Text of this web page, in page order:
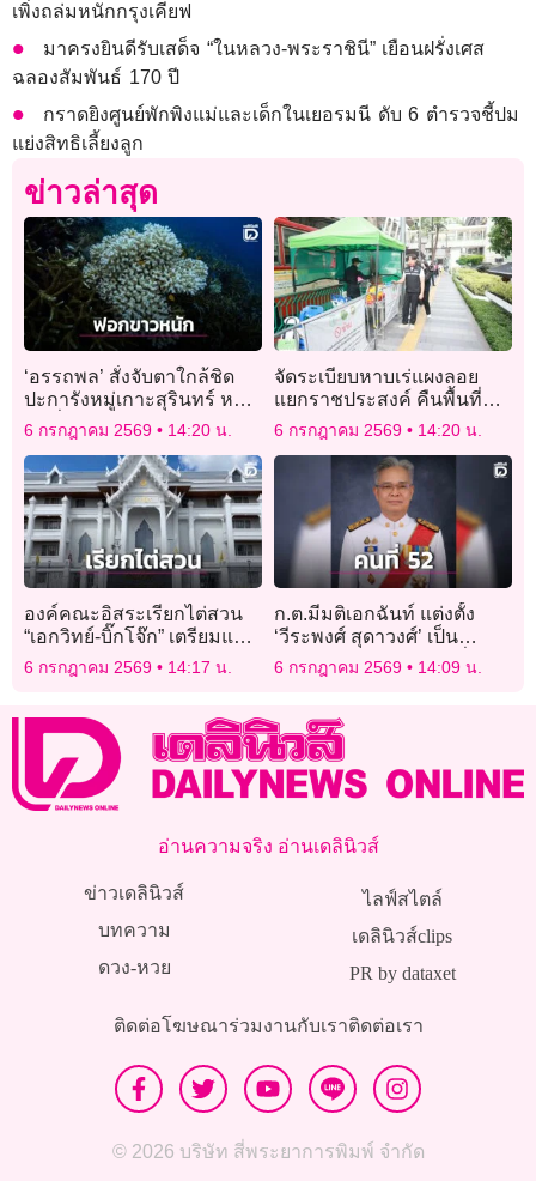
เพิ่งถล่มหนักกรุงเคียฟ
มาครงยินดีรับเสด็จ “ในหลวง-พระราชินี” เยือนฝรั่งเศส
ฉลองสัมพันธ์ 170 ปี
กราดยิงศูนย์พักพิงแม่และเด็กในเยอรมนี ดับ 6 ตำรวจชี้ปม
แย่งสิทธิเลี้ยงลูก
ข่าวล่าสุด
‘อรรถพล’ สั่งจับตาใกล้ชิด
ปะการังหมู่เกาะสุรินทร์ หลัง
พบที่อ่าวสุเทพ มีอาการซีด-
ฟอกขาวกว่า 50%
6 กรกฎาคม 2569 14:20 น.
จัดระเบียบหาบเร่แผงลอย
แยกราชประสงค์ คืนพื้นที่
สาธารณะให้คนกรุงสัญจร
6 กรกฎาคม 2569 14:20 น.
องค์คณะอิสระเรียกไต่สวน
“เอกวิทย์-บิ๊กโจ๊ก” เตรียมแจ้ง
ข้อหาคดีสินบนทองคำ
6 กรกฎาคม 2569 14:17 น.
ก.ต.มีมติเอกฉันท์ แต่งตั้ง
‘วีระพงศ์ สุดาวงศ์’ เป็น
‘ประธานศาลฎีกา’ คนที่ 52
6 กรกฎาคม 2569 14:09 น.
อ่านความจริง อ่านเดลินิวส์
ข่าวเดลินิวส์
บทความ
ดวง-หวย
ไลฟ์สไตล์
เดลินิวส์clips
PR by dataxet
ติดต่อโฆษณาร่วมงานกับเราติดต่อเรา
© 2026 บริษัท สี่พระยาการพิมพ์ จำกัด